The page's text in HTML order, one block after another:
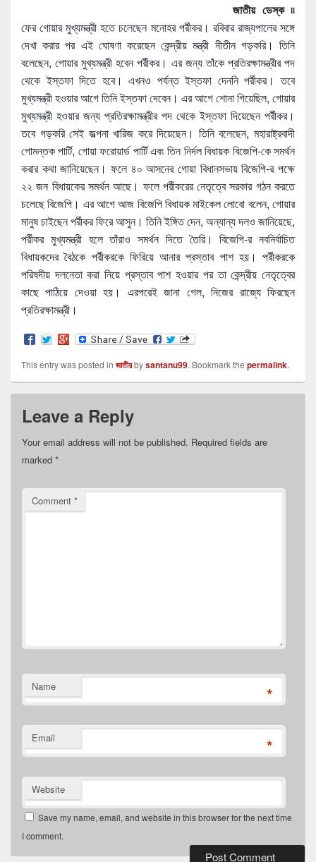
জাতীয় ডেস্ক ৷৷
ফের গোয়ার মুখ্যমন্ত্রী হতে চলেছেন মনোহর পর্রীকর। রবিবার রাজ্যপালের সঙ্গে
দেখা করার পর এই ঘোষণা করেছেন কেন্দ্রীয় মন্ত্রী নীতীন গড়করি। তিনি
বলেছেন, গোয়ার মুখ্যমন্ত্রী হবেন পর্রীকর। এর জন্য তাঁকে প্রতিরক্ষামন্ত্রীর পদ
থেকে ইস্তফা দিতে হবে। এখনও পর্যন্ত ইস্তফা দেননি পর্রীকর। তবে
মুখ্যমন্ত্রী হওয়ার আগে তিনি ইস্তফা দেবেন। এর আগে শোনা গিয়েছিল, গোয়ার
মুখ্যমন্ত্রী হওয়ার জন্য প্রতিরক্ষামন্ত্রীর পদ থেকে ইস্তফা দিয়েছেন পর্রীকর।
তবে গড়করি সেই জল্পনা খারিজ করে দিয়েছেন। তিনি বলেছেন, মহারাষ্ট্রবাদী
গোমন্তক পার্টি, গোয়া ফরোয়ার্ড পার্টি এবং তিন নির্দল বিধায়ক বিজেপি-কে সমর্থন
করার কথা জানিয়েছেন। ফলে ৪০ আসনের গোয়া বিধানসভায় বিজেপি-র পক্ষে
২২ জন বিধায়কের সমর্থন আছে। ফলে পর্রীকরের নেতৃত্বে সরকার গঠন করতে
চলেছে বিজেপি। এর আগে আজ বিজেপি বিধায়ক মাইকেল লোবো বলেন, গোয়ার
মানুষ চাইছেন পর্রীকর ফিরে আসুন। তিনি ইঙ্গিত দেন, অন্যান্য দলও জানিয়েছে,
পর্রীকর মুখ্যমন্ত্রী হলে তাঁরাও সমর্থন দিতে তৈরি। বিজেপি-র নবনির্বাচিত
বিধায়কদের বৈঠকে পর্রীকরকে ফিরিয়ে আনার প্রস্তাব পাশ হয়। পর্রীকরকে
পরিষদীয় দলনেতা করা নিয়ে প্রস্তাব পাশ হওয়ার পর তা কেন্দ্রীয় নেতৃত্বের
কাছে পাঠিয়ে দেওয়া হয়। এরপরেই জানা গেল, নিজের রাজ্যে ফিরছেন
প্রতিরক্ষামন্ত্রী।
This entry was posted in জাতীয়bysantanu99. Bookmark the permalink.
Leave a Reply
Your email address will not be published. Required fields are
marked *
Comment *
Name *
Email *
Website
Save my name, email, and website in this browser for the next time
I comment.